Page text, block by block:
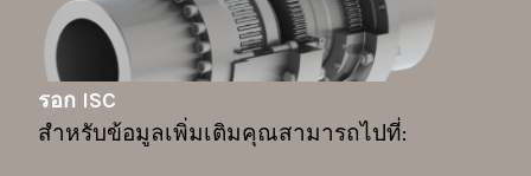
รอก ISC
สำหรับข้อมูลเพิ่มเติมคุณสามารถไปที่: